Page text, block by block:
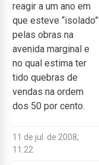
reagir a um ano em
que esteve “isolado”
pelas obras na
avenida marginal e
no qual estima ter
tido quebras de
vendas na ordem
dos 50 por cento.
11 de jul. de 2008,
11:22